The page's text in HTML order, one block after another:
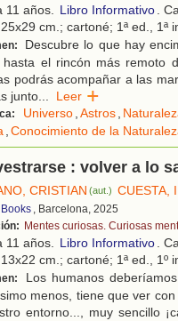
11 años. Libro Informativo
.
cm.; cartoné; 1ª ed., 1ª
Descubre lo que hay
hasta el rincón más remoto
podrás acompañar a las
junto
Leer
Universo Astros
Conocimiento de la
: volver a lo
CRISTIAN (aut.) CUESTA,
, Barcelona, 2025
Mentes curiosas. Curiosas
11 años. Libro Informativo
.
cm.; cartoné; 1ª ed., 1º
Los humanos
menos, tiene que ver
entorno..., muy sencillo